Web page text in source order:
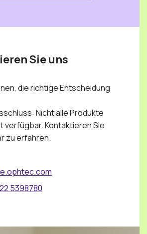
Sie uns
die richtige Entscheidung
Nicht alle Produkte
verfügbar. Kontaktieren Sie
zu erfahren.
5398780